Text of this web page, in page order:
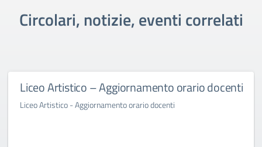
Circolari, notizie, eventi correlati
Liceo Artistico – Aggiornamento orario docenti
Liceo Artistico - Aggiornamento orario docenti